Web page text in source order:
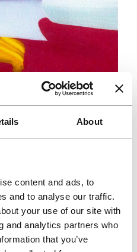
About
content and ads, to
and to analyse our traffic.
your use of our site with
and analytics partners who
that you’ve
die de
tussen een Chinese
dochter tot leven wekt.